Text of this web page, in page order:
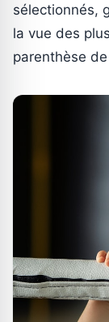
sélectionnés,
la vue des
parenthèse